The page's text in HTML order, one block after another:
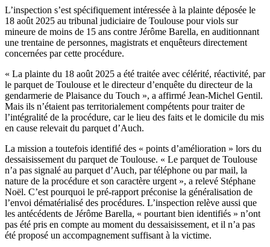
L’inspection s’est spécifiquement intéressée à la plainte déposée le
18 août 2025 au tribunal judiciaire de Toulouse pour viols sur
mineure de moins de 15 ans contre Jérôme Barella, en auditionnant
une trentaine de personnes, magistrats et enquêteurs directement
concernées par cette procédure.
« La plainte du 18 août 2025 a été traitée avec célérité, réactivité, par
le parquet de Toulouse et le directeur d’enquête du directeur de la
gendarmerie de Plaisance du Touch », a affirmé Jean-Michel Gentil.
Mais ils n’étaient pas territorialement compétents pour traiter de
l’intégralité de la procédure, car le lieu des faits et le domicile du mis
en cause relevait du parquet d’Auch.
La mission a toutefois identifié des « points d’amélioration » lors du
dessaisissement du parquet de Toulouse. « Le parquet de Toulouse
n’a pas signalé au parquet d’Auch, par téléphone ou par mail, la
nature de la procédure et son caractère urgent », a relevé Stéphane
Noël. C’est pourquoi le pré-rapport préconise la généralisation de
l’envoi dématérialisé des procédures. L’inspection relève aussi que
les antécédents de Jérôme Barella, « pourtant bien identifiés » n’ont
pas été pris en compte au moment du dessaisissement, et il n’a pas
été proposé un accompagnement suffisant à la victime.